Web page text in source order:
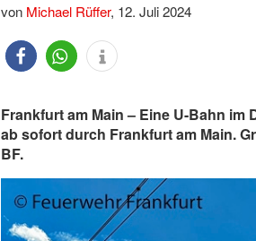
von Michael Rüffer, 12. Juli 2024
Frankfurt am Main – Eine U-Bahn
ab sofort durch Frankfurt am Main.
BF.